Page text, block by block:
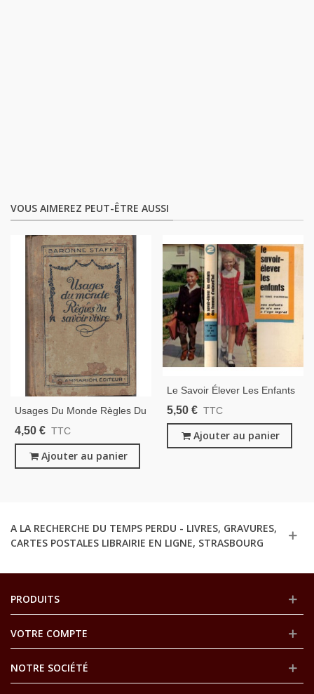
VOUS AIMEREZ PEUT-ÊTRE AUSSI
Usages Du Monde Règles Du
Savoir-Vivre Dans La Société
1927- Famille, Politesse,
Savoir-Vivre
4,50 € TTC
Ajouter au panier
Le Savoir Élever Les Enfants
Des Femmes D'Aujourd'hui,
1960 -, Éducation Enfants,
Politesse,
5,50 € TTC
Ajouter au panier
A LA RECHERCHE DU TEMPS PERDU - LIVRES, GRAVURES,
CARTES POSTALES LIBRAIRIE EN LIGNE, STRASBOURG
PRODUITS
VOTRE COMPTE
NOTRE SOCIÉTÉ